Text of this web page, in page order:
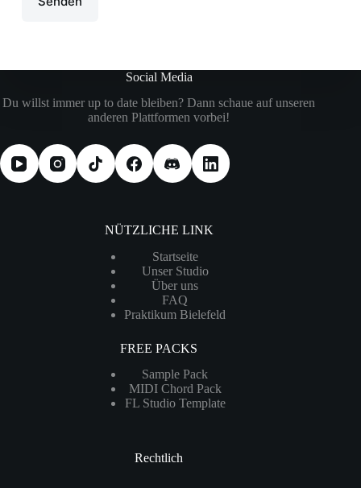
Social Media
Du willst immer up to date bleiben? Dann schaue auf unseren
anderen Plattformen vorbei!
NÜTZLICHE LINK
Startseite
Unser Studio
Über uns
FAQ
Praktikum Bielefeld
FREE PACKS
Sample Pack
MIDI Chord Pack
FL Studio Template
Rechtlich